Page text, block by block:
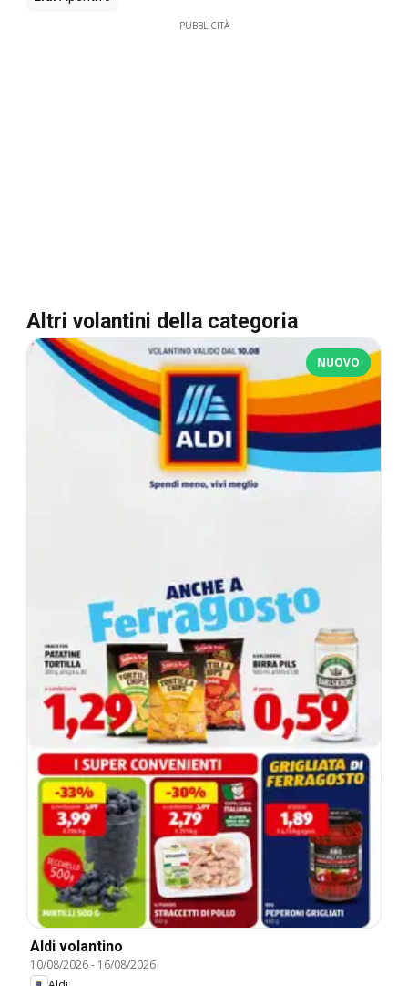
PUBBLICITÀ
Altri volantini della categoria
NUOVO
Aldi volantino
10/08/2026- 16/08/2026